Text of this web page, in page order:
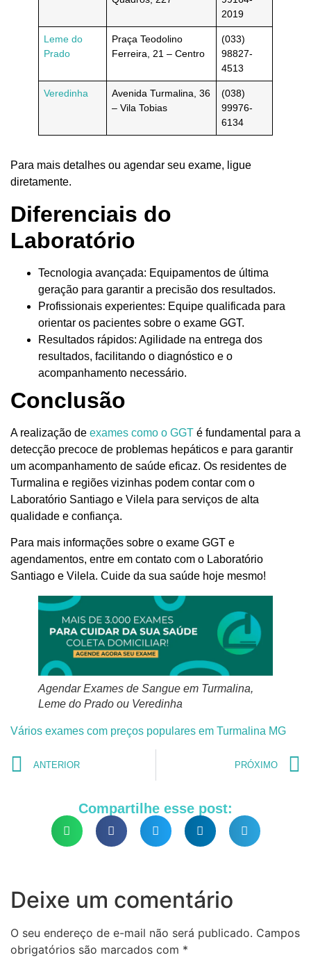
2019
Leme do
Prado
Praça Teodolino
Ferreira, 21 – Centro
(033)
98827-
4513
Veredinha
Avenida Turmalina, 36
– Vila Tobias
(038)
99976-
6134
Para mais detalhes ou agendar seu exame, ligue
diretamente.
Diferenciais do
Laboratório
Tecnologia avançada: Equipamentos de última
geração para garantir a precisão dos resultados.
Profissionais experientes: Equipe qualificada para
orientar os pacientes sobre o exame GGT.
Resultados rápidos: Agilidade na entrega dos
resultados, facilitando o diagnóstico e o
acompanhamento necessário.
Conclusão
A realização de exames como o GGT é fundamental para a
detecção precoce de problemas hepáticos e para garantir
um acompanhamento de saúde eficaz. Os residentes de
Turmalina e regiões vizinhas podem contar com o
Laboratório Santiago e Vilela para serviços de alta
qualidade e confiança.
Para mais informações sobre o exame GGT e
agendamentos, entre em contato com o Laboratório
Santiago e Vilela. Cuide da sua saúde hoje mesmo!
Agendar Exames de Sangue em Turmalina,
Leme do Prado ou Veredinha
Vários exames com preços populares em Turmalina MG
ANTERIOR PRÓXIMO
Compartilhe esse post:
Deixe um comentário
O seu endereço de e-mail não será publicado. Campos
obrigatórios são marcados com *